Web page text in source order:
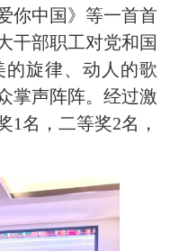
你中国》等一首首
干部职工对党和国
旋律、动人的歌
掌声阵阵。经过激
1名，二等奖2名，